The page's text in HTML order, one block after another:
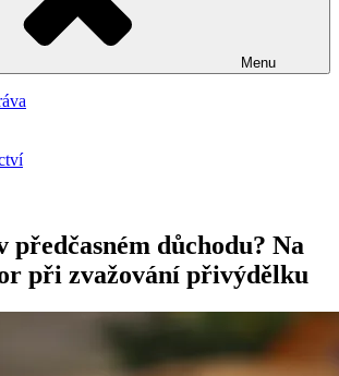
Menu
předčasném důchodu? Na
při zvažování přivýdělku